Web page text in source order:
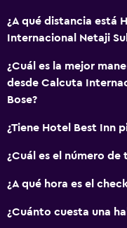
¿A qué distancia está
Internacional Netaji
¿Cuál es la mejor
desde Calcuta
Bose?
¿Tiene Hotel Best Inn
¿Cuál es el número
¿A qué hora es el
¿Cuánto cuesta una